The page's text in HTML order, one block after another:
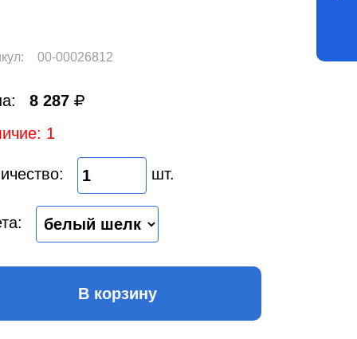
00-00026812
8 287
1
шт.
В корзину